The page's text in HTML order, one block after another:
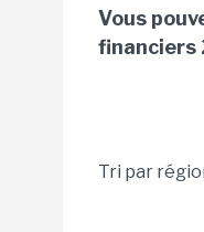
Vous
financiers
Tri par